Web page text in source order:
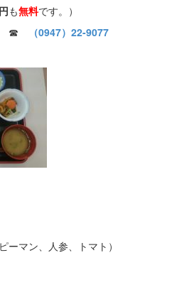
も無料です。）
☎
（0947）22-9077
ーマン、人参、トマト）